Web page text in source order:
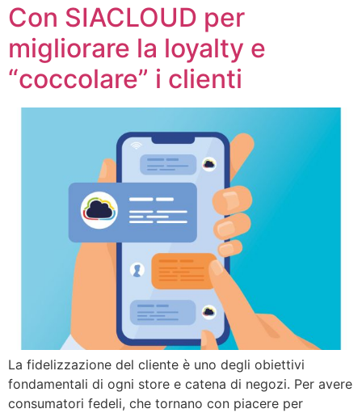
Con SIACLOUD per
migliorare la loyalty e
“coccolare” i clienti
La fidelizzazione del cliente è uno degli obiettivi
fondamentali di ogni store e catena di negozi. Per avere
consumatori fedeli, che tornano con piacere per